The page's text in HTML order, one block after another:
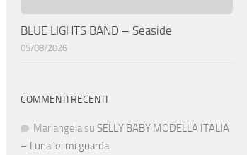
BLUE LIGHTS BAND – Seaside
05/08/2026
COMMENTI RECENTI
Mariangela su SELLY BABY MODELLA ITALIA
– Luna lei mi guarda